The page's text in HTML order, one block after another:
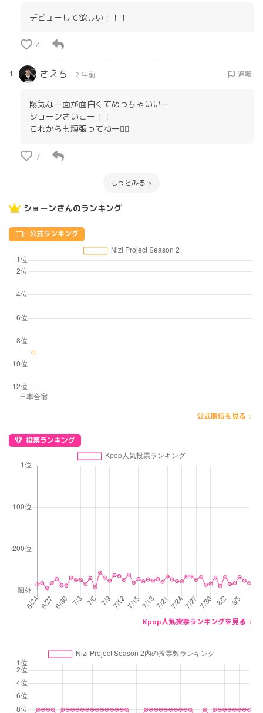
デビューして欲しい！！！
4
1 さえち 2 年前 通報
陽気な一面が面白くてめっちゃいいー
ショーンさいこー！！
これからも頑張ってねー✊🏻
7
もっとみる
ショーンさんのランキング
公式ランキング
公式順位を見る
投票ランキング
Kpop人気投票ランキングを見る